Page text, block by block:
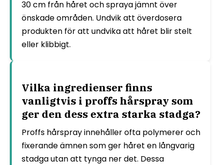
30 cm från håret och spraya jämnt över
önskade områden. Undvik att överdosera
produkten för att undvika att håret blir stelt
eller klibbigt.
Vilka ingredienser finns
vanligtvis i proffs hårspray som
ger den dess extra starka stadga?
Proffs hårspray innehåller ofta polymerer och
fixerande ämnen som ger håret en långvarig
stadga utan att tynga ner det. Dessa